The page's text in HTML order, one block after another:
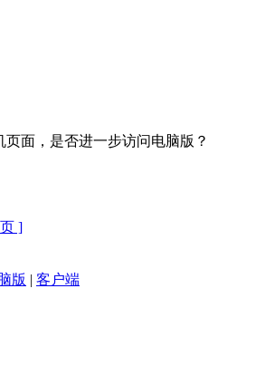
面，是否进一步访问电脑版？
]
版 | 客户端